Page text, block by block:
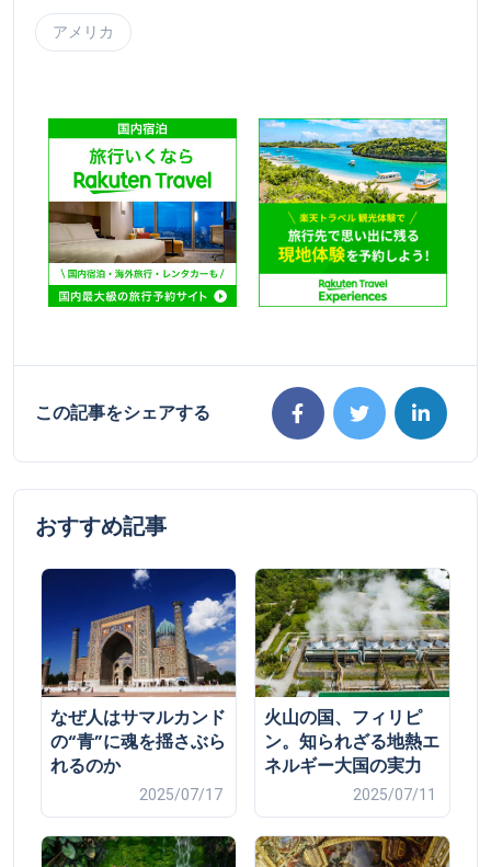
アメリカ
この記事をシェアする
おすすめ記事
なぜ人はサマルカンド
の“青”に魂を揺さぶら
れるのか
2025/07/17
火山の国、フィリピ
ン。知られざる地熱エ
ネルギー大国の実力
2025/07/11